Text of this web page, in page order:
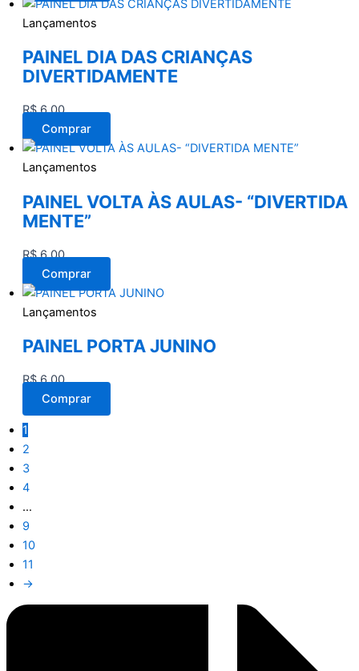
Lançamentos
PAINEL DIA DAS CRIANÇAS
DIVERTIDAMENTE
R$6,00
Comprar
Lançamentos
PAINEL VOLTA ÀS AULAS- “DIVERTIDA
MENTE”
R$6,00
Comprar
Lançamentos
PAINEL PORTA JUNINO
R$6,00
Comprar
1
2
3
4
…
9
10
11
→